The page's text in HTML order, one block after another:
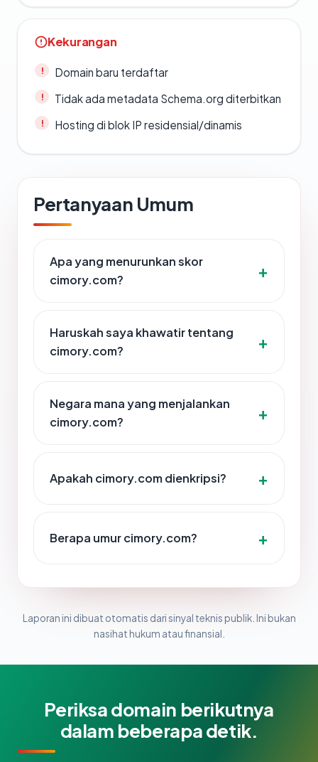
Kekurangan
Domain baru terdaftar
Tidak ada metadata Schema.org diterbitkan
Hosting di blok IP residensial/dinamis
Pertanyaan Umum
Apa yang menurunkan skor
cimory.com?
Haruskah saya khawatir tentang
cimory.com?
Negara mana yang menjalankan
cimory.com?
Apakah cimory.com dienkripsi?
Berapa umur cimory.com?
Laporan ini dibuat otomatis dari sinyal teknis publik. Ini bukan
nasihat hukum atau finansial.
Periksa domain berikutnya
dalam beberapa detik.